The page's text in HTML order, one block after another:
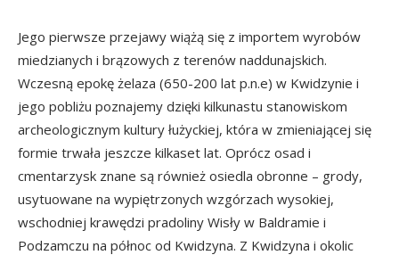
Jego pierwsze przejawy wiążą się z importem wyrobów
miedzianych i brązowych z terenów naddunajskich.
Wczesną epokę żelaza (650-200 lat p.n.e) w Kwidzynie i
jego pobliżu poznajemy dzięki kilkunastu stanowiskom
archeologicznym kultury łużyckiej, która w zmieniającej się
formie trwała jeszcze kilkaset lat. Oprócz osad i
cmentarzysk znane są również osiedla obronne – grody,
usytuowane na wypiętrzonych wzgórzach wysokiej,
wschodniej krawędzi pradoliny Wisły w Baldramie i
Podzamczu na północ od Kwidzyna. Z Kwidzyna i okolic